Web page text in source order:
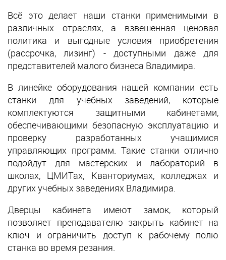
Всё это делает наши станки применимыми в
различных отраслях, а взвешенная ценовая
политика и выгодные условия приобретения
(рассрочка, лизинг) - доступными даже для
представителей малого бизнеса Владимира.
В линейке оборудования нашей компании есть
станки для учебных заведений, которые
комплектуются защитными кабинетами,
обеспечивающими безопасную эксплуатацию и
проверку разработанных учащимися
управляющих программ. Такие станки отлично
подойдут для мастерских и лабораторий в
школах, ЦМИТах, Кванториумах, колледжах и
других учебных заведениях Владимира.
Дверцы кабинета имеют замок, который
позволяет преподавателю закрыть кабинет на
ключ и ограничить доступ к рабочему полю
станка во время резания.